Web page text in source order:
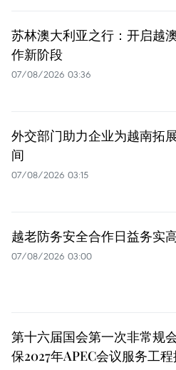
苏林澳大利亚之行：开启越
作新阶段
07/08/2026 03:36
外交部门助力企业为越南拓
间
07/08/2026 03:15
越老防务安全合作日益务实
07/08/2026 03:00
第十六届国会第一次非常规
保2027年APEC会议服务工